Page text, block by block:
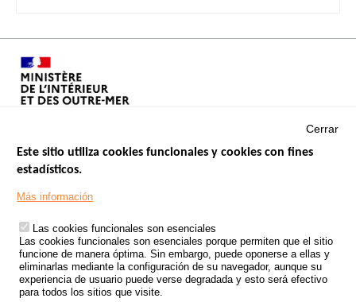
Footer
TRATAMIENTO DE DATOS PERSONALES PROCEDENTES DE
ACCIDENTES DE TRÁFICO
ESTUDIOS
CONVOCATORIA DE PROYECTOS DE ESTUDIOS
Cerrar
Este sitio utiliza cookies funcionales y cookies con fines
estadísticos.
Más información
Las cookies funcionales son esenciales
Las cookies funcionales son esenciales porque permiten que el sitio
funcione de manera óptima. Sin embargo, puede oponerse a ellas y
eliminarlas mediante la configuración de su navegador, aunque su
experiencia de usuario puede verse degradada y esto será efectivo
para todos los sitios que visite.